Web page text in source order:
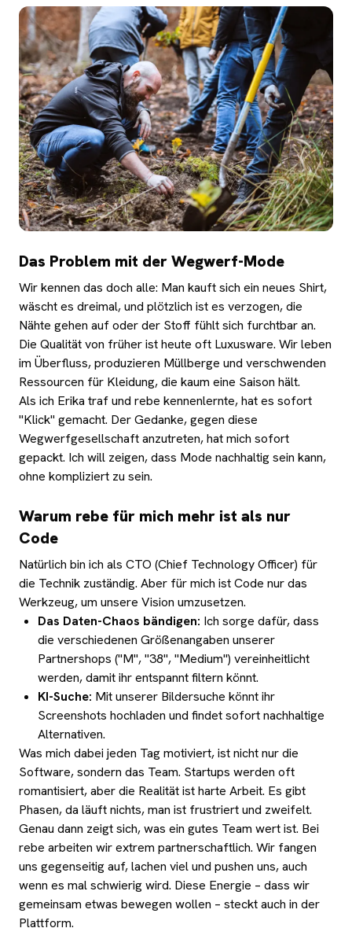
Das Problem mit der Wegwerf-Mode
Wir kennen das doch alle: Man kauft sich ein neues Shirt,
wäscht es dreimal, und plötzlich ist es verzogen, die
Nähte gehen auf oder der Stoff fühlt sich furchtbar an.
Die Qualität von früher ist heute oft Luxusware. Wir leben
im Überfluss, produzieren Müllberge und verschwenden
Ressourcen für Kleidung, die kaum eine Saison hält.
Als ich Erika traf und rebe kennenlernte, hat es sofort
"Klick" gemacht. Der Gedanke, gegen diese
Wegwerfgesellschaft anzutreten, hat mich sofort
gepackt. Ich will zeigen, dass Mode nachhaltig sein kann,
ohne kompliziert zu sein.
Warum rebe für mich mehr ist als nur
Code
Natürlich bin ich als CTO (Chief Technology Officer) für
die Technik zuständig. Aber für mich ist Code nur das
Werkzeug, um unsere Vision umzusetzen.
Das Daten-Chaos bändigen: Ich sorge dafür, dass
die verschiedenen Größenangaben unserer
Partnershops ("M", "38", "Medium") vereinheitlicht
werden, damit ihr entspannt filtern könnt.
KI-Suche: Mit unserer Bildersuche könnt ihr
Screenshots hochladen und findet sofort nachhaltige
Alternativen.
Was mich dabei jeden Tag motiviert, ist nicht nur die
Software, sondern das Team. Startups werden oft
romantisiert, aber die Realität ist harte Arbeit. Es gibt
Phasen, da läuft nichts, man ist frustriert und zweifelt.
Genau dann zeigt sich, was ein gutes Team wert ist. Bei
rebe arbeiten wir extrem partnerschaftlich. Wir fangen
uns gegenseitig auf, lachen viel und pushen uns, auch
wenn es mal schwierig wird. Diese Energie – dass wir
gemeinsam etwas bewegen wollen – steckt auch in der
Plattform.